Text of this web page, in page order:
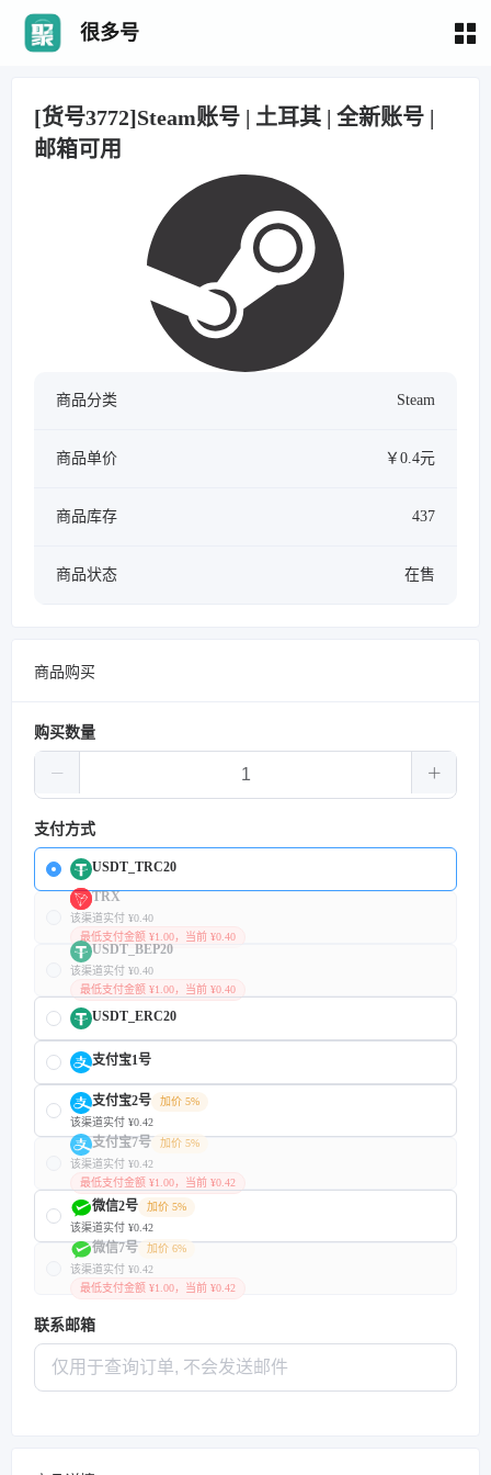
很多号
[货号3772]Steam账号 | 土耳其 | 全新账号 |
邮箱可用
商品分类 Steam
商品单价 ￥0.4元
商品库存 437
商品状态 在售
商品购买
购买数量
支付方式
USDT_TRC20
TRX
该渠道实付 ¥0.40
最低支付金额 ¥1.00，当前 ¥0.40
USDT_BEP20
该渠道实付 ¥0.40
最低支付金额 ¥1.00，当前 ¥0.40
USDT_ERC20
支付宝1号
支付宝2号
加价 5%
该渠道实付 ¥0.42
支付宝7号
加价 5%
该渠道实付 ¥0.42
最低支付金额 ¥1.00，当前 ¥0.42
微信2号
加价 5%
该渠道实付 ¥0.42
微信7号
加价 6%
该渠道实付 ¥0.42
最低支付金额 ¥1.00，当前 ¥0.42
联系邮箱